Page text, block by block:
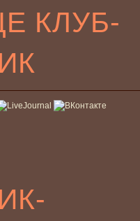
КЛУБ-